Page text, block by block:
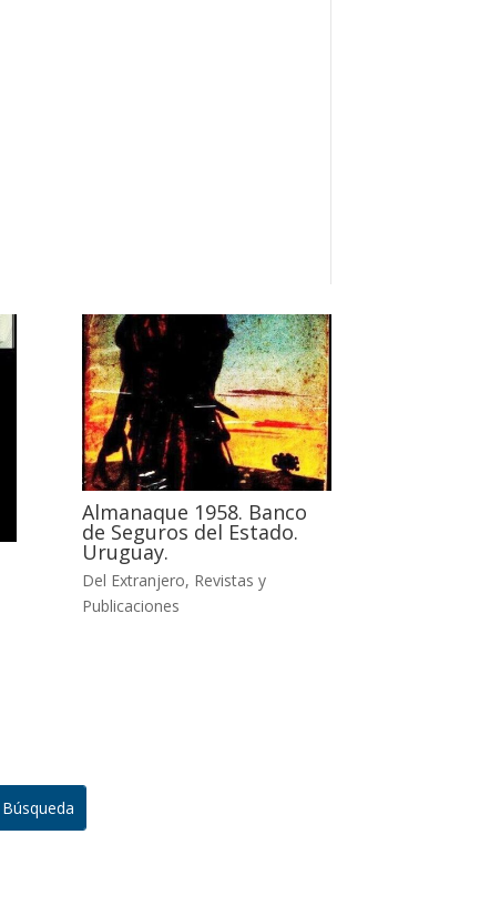
Almanaque 1958. Banco
de Seguros del Estado.
Uruguay.
Del Extranjero, Revistas y
Publicaciones